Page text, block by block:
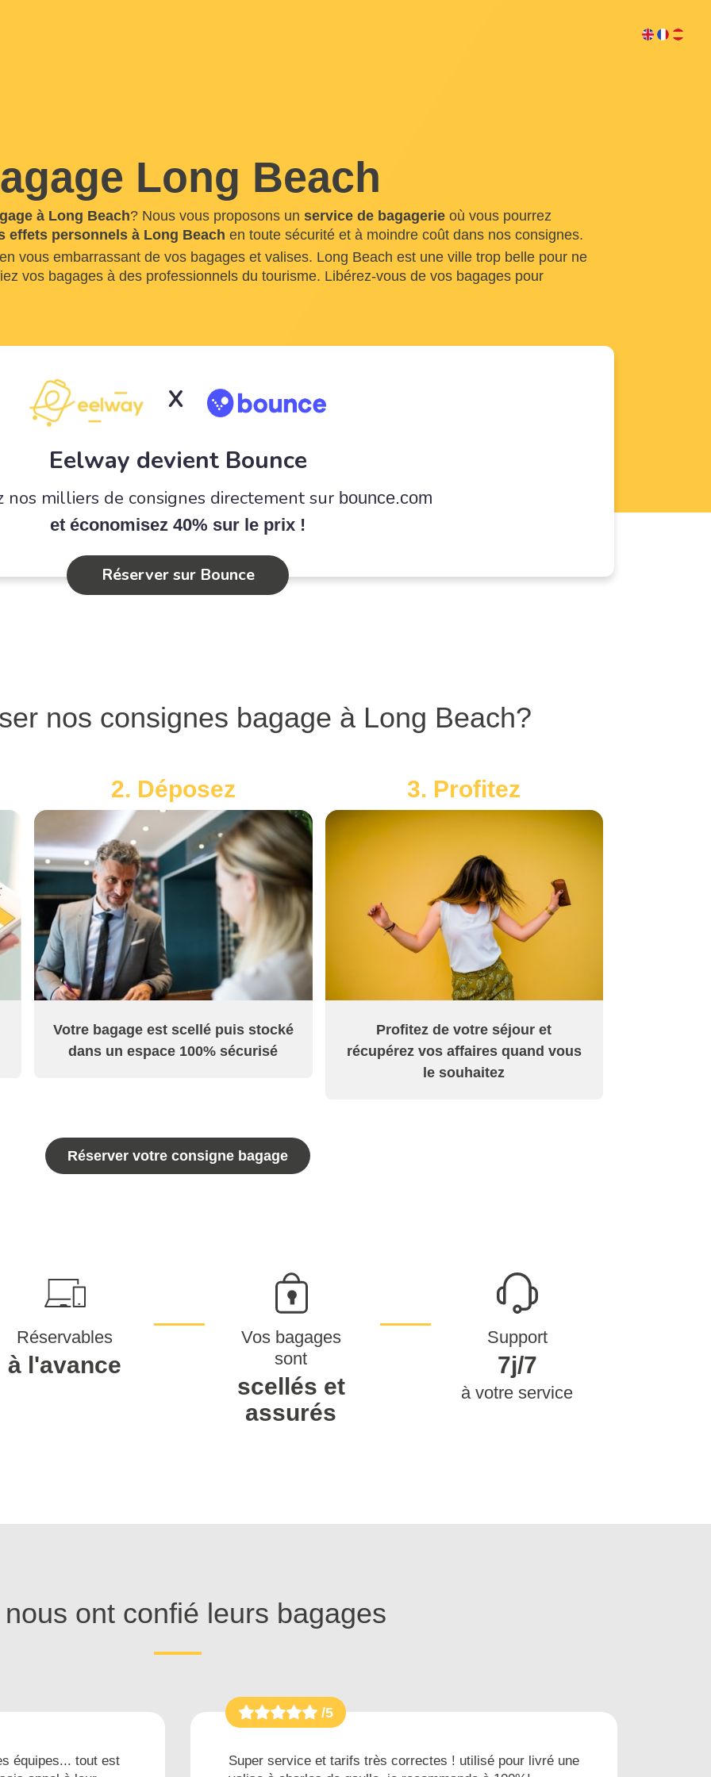
Long Beach
à Long Beach? Nous vous proposons un service de bagagerie où vous pourrez
effets personnels à Long Beach en toute sécurité et à moindre coût dans nos consignes.
vous embarrassant de vos bagages et valises. Long Beach est une ville trop belle pour ne
vos bagages à des professionnels du tourisme. Libérez-vous de vos bagages pour
X
Eelway devient Bounce
nos milliers de consignes directement sur bounce.com
et économisez 40% sur le prix !
Réserver sur Bounce
nos consignes bagage à Long Beach?
2. Déposez
Votre bagage est scellé puis stocké
dans un espace 100% sécurisé
3. Profitez
Profitez de votre séjour et
récupérez vos affaires quand vous
le souhaitez
Réserver votre consigne bagage
Réservables
à l'avance
Vos bagages
sont
scellés et
assurés
Support
7j/7
à votre service
nous ont confié leurs bagages
équipes... tout est
/5
Super service et tarifs très correctes ! utilisé pour livré une